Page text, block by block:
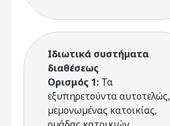
Ιδιωτικά συστήµατα
διαθέσεως
Ορισμός 1: Τα
εξυπηρετούντα αυτοτελώς,
µεµονωµένας κατοικίας,